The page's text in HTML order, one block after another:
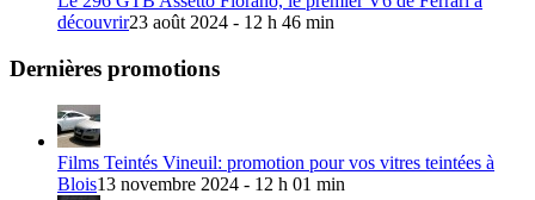
découvrir23 août 2024 - 12 h 46 min
Dernières promotions
Films Teintés Vineuil: promotion pour vos vitres teintées à
Blois13 novembre 2024 - 12 h 01 min